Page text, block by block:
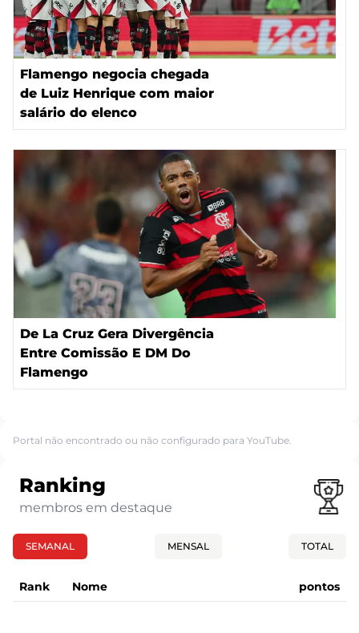
Flamengo negocia chegada
de Luiz Henrique com maior
salário do elenco
De La Cruz Gera Divergência
Entre Comissão E DM Do
Flamengo
Portal não encontrado ou não configurado para YouTube.
Ranking
membros em destaque
SEMANAL MENSAL TOTAL
Rank Nome pontos